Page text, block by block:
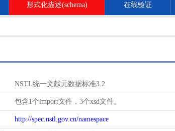
形式化描述(schema) 在线验证
NSTL统一文献元数据标准3.2
包含1个import文件，3个xsd文件。
http://spec.nstl.gov.cn/namespace